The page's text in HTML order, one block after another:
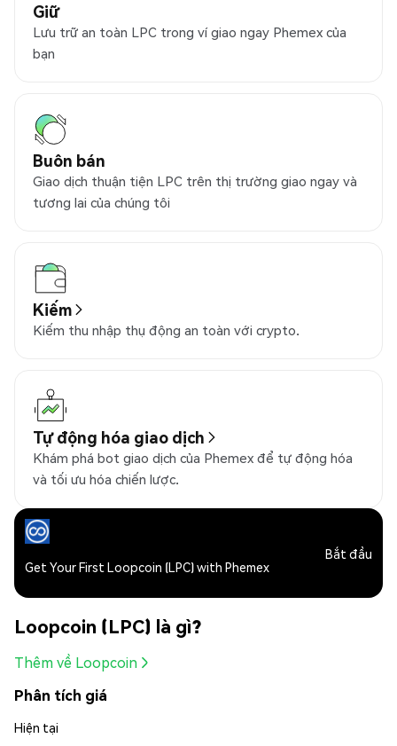
Giữ
Lưu trữ an toàn LPC trong ví giao ngay Phemex của
bạn
Buôn bán
Giao dịch thuận tiện LPC trên thị trường giao ngay và
tương lai của chúng tôi
Kiếm
Kiếm thu nhập thụ động an toàn với crypto.
Tự động hóa giao dịch
Khám phá bot giao dịch của Phemex để tự động hóa
và tối ưu hóa chiến lược.
Get Your First Loopcoin (LPC) with Phemex
Bắt đầu
Loopcoin (LPC) là gì?
Thêm về Loopcoin
Phân tích giá
Hiện tại